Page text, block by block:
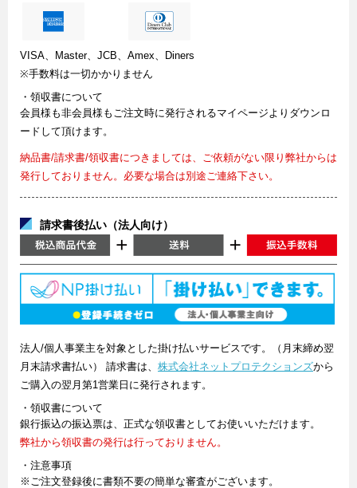
VISA、Master、JCB、Amex、Diners
※手数料は一切かかりません
・領収書について
会員様も非会員様もご注文時に発行されるマイページよりダウンロ
ードして頂けます。
納品書/請求書/領収書につきましては、ご依頼がない限り弊社からは
発行しておりません。必要な場合は別途ご連絡下さい。
請求書後払い（法人向け）
法人/個人事業主を対象とした掛け払いサービスです。（月末締め翌
月末請求書払い） 請求書は、 株式会社ネットプロテクションズから
ご購入の翌月第1営業日に発行されます。
・領収書について
銀行振込の振込票は、正式な領収書としてお使いいただけます。
弊社から領収書の発行は行っておりません。
・注意事項
※ご注文登録後に書類不要の簡単な審査がございます。